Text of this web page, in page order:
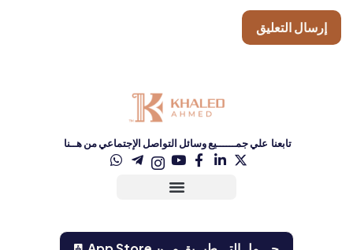
تابعنا علي جمــــــيع وسائل التواصل الإجتماعي من هــنا